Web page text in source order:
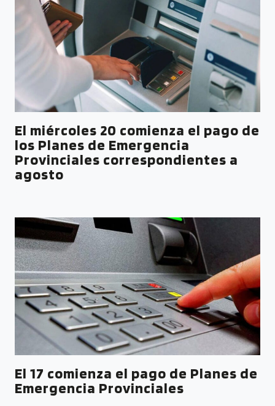
El miércoles 20 comienza el pago de
los Planes de Emergencia
Provinciales correspondientes a
agosto
El 17 comienza el pago de Planes de
Emergencia Provinciales